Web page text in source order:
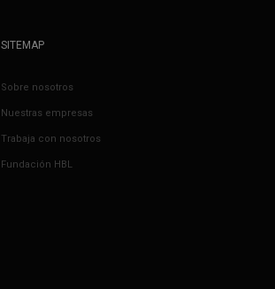
SITEMAP
Sobre nosotros
Nuestras empresas
Trabaja con nosotros
Fundación HBL